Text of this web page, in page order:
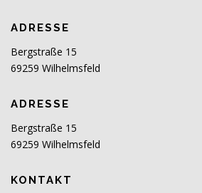
ADRESSE
Bergstraße 15
69259 Wilhelmsfeld
ADRESSE
Bergstraße 15
69259 Wilhelmsfeld
KONTAKT